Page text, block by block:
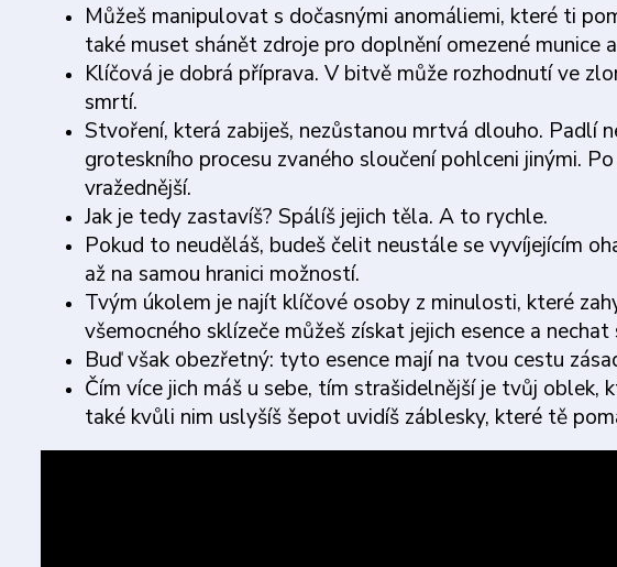
Můžeš manipulovat s dočasnými anomáliemi, které ti
také muset shánět zdroje pro doplnění omezené munice
Klíčová je dobrá příprava. V bitvě může rozhodnutí ve
smrtí.
Stvoření, která zabiješ, nezůstanou mrtvá dlouho. Padlí
groteskního procesu zvaného sloučení pohlceni jinými.
vražednější.
Jak je tedy zastavíš? Spálíš jejich těla. A to rychle.
Pokud to neuděláš, budeš čelit neustále se vyvíjejícím
až na samou hranici možností.
Tvým úkolem je najít klíčové osoby z minulosti, které
všemocného sklízeče můžeš získat jejich esence a
Buď však obezřetný: tyto esence mají na tvou cestu
Čím více jich máš u sebe, tím strašidelnější je tvůj
také kvůli nim uslyšíš šepot uvidíš záblesky, které tě